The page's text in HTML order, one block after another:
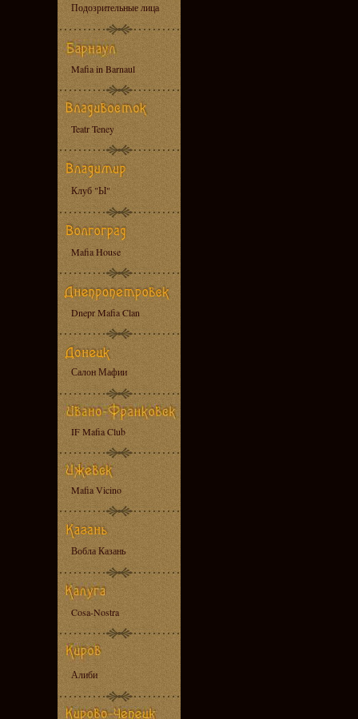
Подозрительные лица
Mafia in Barnaul
Teatr Teney
Клуб "Ы"
Mafia House
Dnepr Mafia Clan
Салон Мафии
IF Mafia Club
Mafia Vicino
Вобла Казань
Cosa-Nostra
Алиби